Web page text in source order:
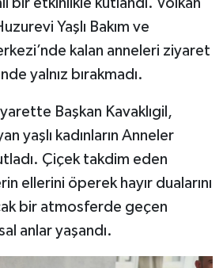
bir etkinlikle kutlandı. Volkan
Yaşlı Bakım ve
kalan anneleri ziyaret
yalnız bırakmadı.
Başkan Kavaklıgil,
yaşlı kadınların Anneler
Çiçek takdim eden
ellerini öperek hayır dualarını
bir atmosferde geçen
anlar yaşandı.